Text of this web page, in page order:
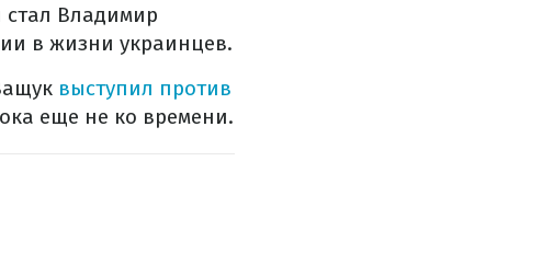
Владимир
в жизни украинцев.
выступил против
еще не ко времени.